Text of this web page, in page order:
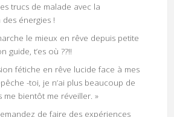
trucs de malade avec la
énergies !
le mieux en rêve depuis petite
guide, t’es où ??!!
fétiche en rêve lucide face à mes
-toi, je n’ai plus beaucoup de
me bientôt me réveiller. »
de faire des expériences